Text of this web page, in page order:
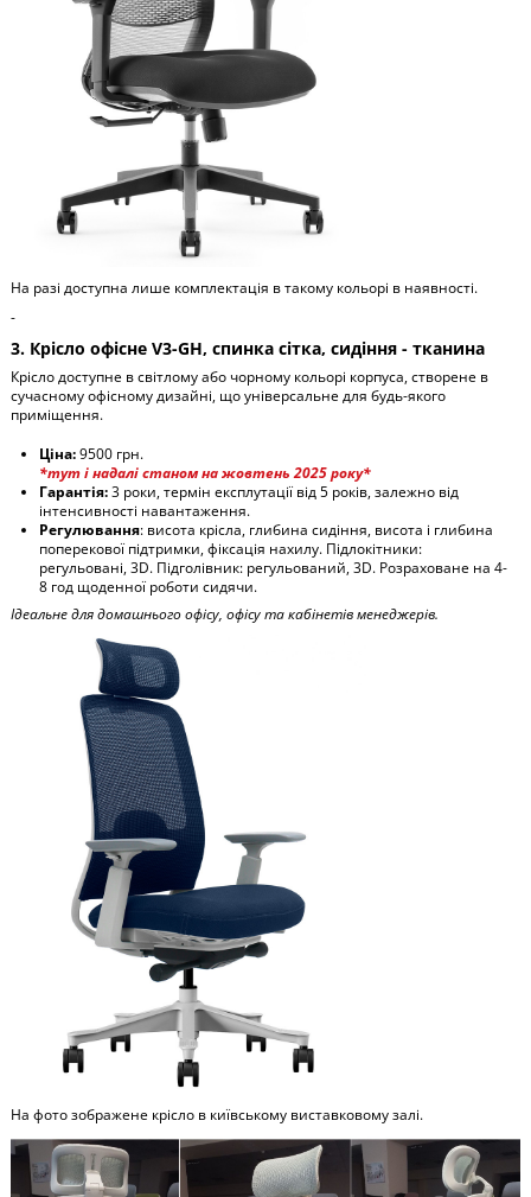
На разі доступна лише комплектація в такому кольорі в наявності.
-
3. Крісло офісне V3-GH, спинка сітка, сидіння - тканина
Крісло доступне в світлому або чорному кольорі корпуса, створене в
сучасному офісному дизайні, що універсальне для будь-якого
приміщення.
Ціна:9500 грн.
*тут і надалі станом на жовтень 2025 року*
Гарантія:3 роки, термін експлутації від 5 років, залежно від
інтенсивності навантаження.
Регулювання: висота крісла, глибина сидіння, висота і глибина
поперекової підтримки, фіксація нахилу. Підлокітники:
регульовані, 3D. Підголівник: регульований, 3D. Розраховане на 4-
8 год щоденної роботи сидячи.
Ідеальне для домашнього офісу, офісу та кабінетів менеджерів.
На фото зображене крісло в київському виставковому залі.